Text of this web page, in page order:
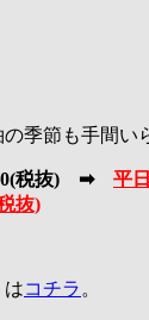
季節も手間い
税抜) ➡
平
抜)
はコチラ 。